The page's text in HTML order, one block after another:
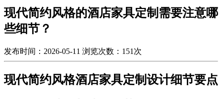
现代简约风格的酒店家具定制需要注意哪
些细节？
发布时间：2026-05-11 浏览次数：151次
现代简约风格酒店家具定制设计细节要点